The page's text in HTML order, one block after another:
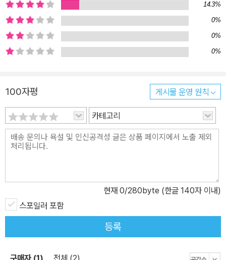
도 모른다. 그렇다면 진실은 과연 존재하는 것일까? 이 작품은 이처
럼 보편적인 인간 본성의 문제에 진지하게 의문을 제기함으로써, 출
간 당시 뉴욕 타임스 베스트셀러 1위에 올랐을 뿐 아니라 “울프의 가
장 성공적인 작품”《라이브러리 저널》이라는 평을 얻었다. 무엇보다
스럽게 뛰어들어”《시애틀 타임스》 뉴욕 사회를 까발렸다. 또한 작품
의 방대한 분량에 걸맞은 “마천루 급의 스케일에 택시 미터기의 속도
로”《뉴스위크》 뉴요커들의 삶을 구석구석 훑으며 상세히 조망하고
묘사했다. 대중문화 속의 ‘월스트리트’ 윌리엄 포크너의 『음향과 분
노』, 허먼 멜빌의 『금융업자 바틀바이』 같은 문학 작품뿐 아니라 연
라 부를 얻거나 잃게 되는 증권의 세계. 그 세계에서는 컴퓨터의 숫자
를 분석하는 투자 전문가들이 한 무리를 이루고, 그들 곁에 끝없는 부
와 권력을 추구하고 과시하는 사람들이 있다. 그리고 그 주위로는 가
진 것 없는 부류의 분노와 탐욕도 함께하고 있다. 이렇듯 ‘돈’이 있는
14.3%
0%
0%
0%
100자평 게시물 운영 원칙
카테고리
현재 0/280byte (한글 140자 이내)
스포일러 포함
등록